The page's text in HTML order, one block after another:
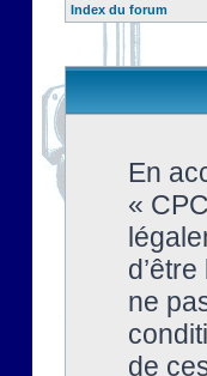
Index du forum
En
«
ne
de